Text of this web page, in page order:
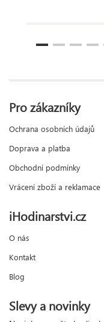
Pro zákazníky
Ochrana osobních údajů
Doprava a platba
Obchodní podmínky
Vrácení zboží a reklamace
iHodinarstvi.cz
O nás
Kontakt
Blog
Slevy a novinky